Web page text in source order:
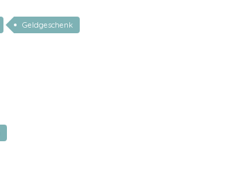
Geldgeschenk